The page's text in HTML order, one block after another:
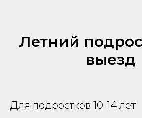
Летний
выезд
Для подростков 10-14 лет